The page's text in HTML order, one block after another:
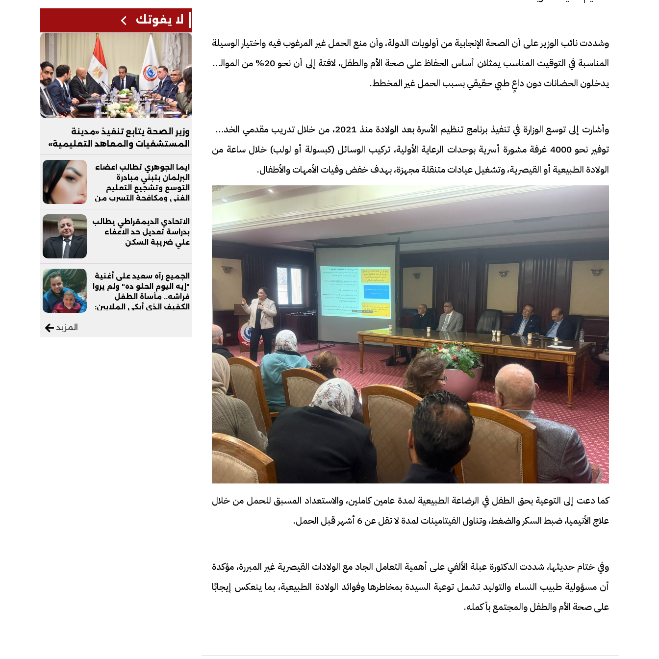
وشددت نائب الوزير على أن الصحة الإنجابية من أولويات الدولة، وأن منع الحمل غير المرغوب فيه واختيار الوسيلة
المناسبة في التوقيت المناسب يمثلان أساس الحفاظ على صحة الأم والطفل، لافتة إلى أن نحو 20% من المواليد
يدخلون الحضانات دون داعٍ طبي حقيقي بسبب الحمل غير المخطط.
وأشارت إلى توسع الوزارة في تنفيذ برنامج تنظيم الأسرة بعد الولادة منذ 2021، من خلال تدريب مقدمي الخدمة،
توفير نحو 4000 غرفة مشورة أسرية بوحدات الرعاية الأولية، تركيب الوسائل (كبسولة أو لولب) خلال ساعة من
الولادة الطبيعية أو القيصرية، وتشغيل عيادات متنقلة مجهزة، بهدف خفض وفيات الأمهات والأطفال.
كما دعت إلى التوعية بحق الطفل في الرضاعة الطبيعية لمدة عامين كاملين، والاستعداد المسبق للحمل من خلال
علاج الأنيميا، ضبط السكر والضغط، وتناول الفيتامينات لمدة لا تقل عن 6 أشهر قبل الحمل.
وفي ختام حديثها، شددت الدكتورة عبلة الألفي على أهمية التعامل الجاد مع الولادات القيصرية غير المبررة، مؤكدة
أن مسؤولية طبيب النساء والتوليد تشمل توعية السيدة بمخاطرها وفوائد الولادة الطبيعية، بما ينعكس إيجابًا
على صحة الأم والطفل والمجتمع بأكمله.
لا يفوتك
وزير الصحة يتابع تنفيذ «مدينة
المستشفيات والمعاهد التعليمية»
بالعاصمة الجديدة
ايما الجوهري تطالب اعضاء
البرلمان بتبني مبادرة
التوسع وتشجيع التعليم
الفني ومكافحة التسرب من
التعليم
الاتحادي الديمقراطي يطالب
بدراسة تعديل حد الاعفاء
علي ضريبة السكن
الجميع رآه سعيد على أغنية
"إيه اليوم الحلو ده" ولم يروا
فراشه.. مأساة الطفل
الكفيف الذي أبكى الملايين:
المزيد